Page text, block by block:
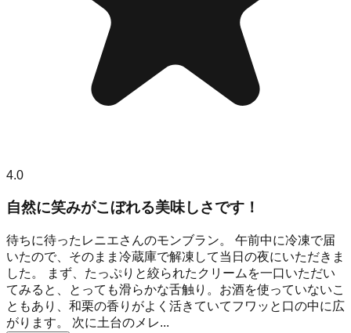
4.0
自然に笑みがこぼれる美味しさです！
待ちに待ったレニエさんのモンブラン。 午前中に冷凍で届
いたので、そのまま冷蔵庫で解凍して当日の夜にいただきま
した。 まず、たっぷりと絞られたクリームを一口いただい
てみると、とっても滑らかな舌触り。お酒を使っていないこ
ともあり、和栗の香りがよく活きていてフワッと口の中に広
がります。 次に土台のメレ...